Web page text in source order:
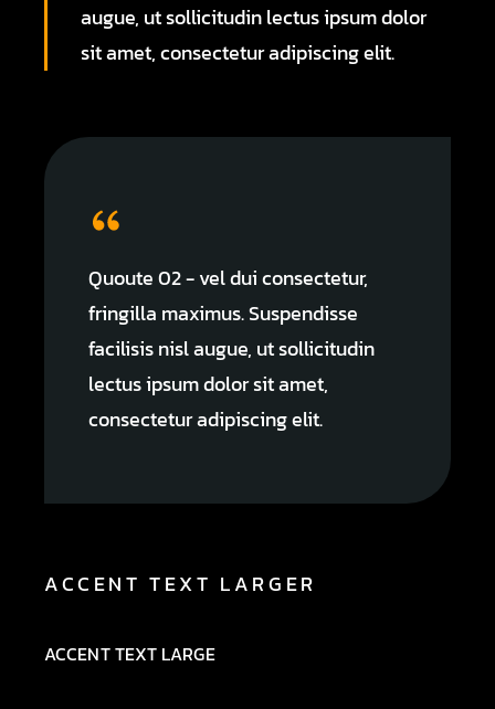
augue, ut sollicitudin lectus ipsum dolor
sit amet, consectetur adipiscing elit.
Quoute 02 - vel dui consectetur,
fringilla maximus. Suspendisse
facilisis nisl augue, ut sollicitudin
lectus ipsum dolor sit amet,
consectetur adipiscing elit.
ACCENT TEXT LARGER
ACCENT TEXT LARGE